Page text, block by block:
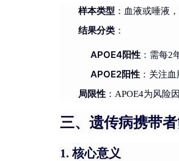
样本类型 ：血液或唾液
结果分类 ：
APOE4阳性 ：需每2
APOE2阳性 ：关注
局限性 ：APOE4为风险
三、遗传病携带
1. 核心意义